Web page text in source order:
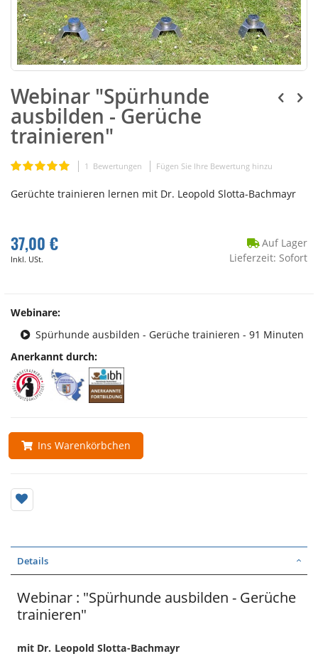
Webinar "Spürhunde
ausbilden - Gerüche
trainieren"
Bewertung: 1 Bewertungen Fügen Sie Ihre Bewertung hinzu
Gerüchte trainieren lernen mit Dr. Leopold Slotta-Bachmayr
37,00 €
Inkl. USt.
Auf Lager
Lieferzeit: Sofort
Webinare:
Spürhunde ausbilden - Gerüche trainieren - 91 Minuten
Anerkannt durch:
Ins Warenkörbchen
Details
Webinar : "Spürhunde ausbilden - Gerüche
trainieren"
mit Dr. Leopold Slotta-Bachmayr